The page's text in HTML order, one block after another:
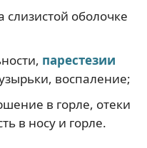
оболочке
парестезии
воспаление;
в горле, отеки
в носу и горле.